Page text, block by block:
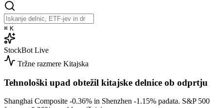
⌘ K
StockBot Live
Tržne razmere Kitajska
Tehnološki upad obtežil kitajske delnice ob odprtju
Shanghai Composite -0.36% in Shenzhen -1.15% padata. S&P 500